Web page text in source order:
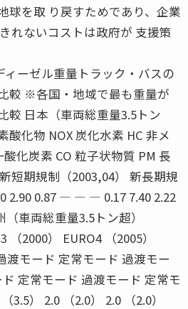
球を取 り戻すためであり、企業
れないコストは政府が 支援策
ィーゼル重量トラック・バスの
較 ※各国・地域で最も重量が
較 日本（車両総重量3.5トン
酸化物 NOX 炭化水素 HC 非メ
化炭素 CO 粒子状物質 PM 長
短期規制（2003,04） 新長期規
2.90 0.87 ― ― ― 0.17 7.40 2.22
（車両総重量3.5トン超）
（2000） EURO4 （2005）
渡モード 定常モード 過渡モー
定常モード 過渡モード 定常モ
3.5） 2.0 （2.0） 2.0 （2.0）